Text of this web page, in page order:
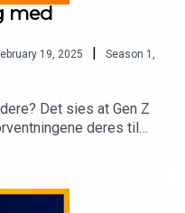
med
19, 2025 | Season 1 ,
Det sies at Gen Z
deres til
gang. Malin Moe
deler innsikt om
av – en ny
være